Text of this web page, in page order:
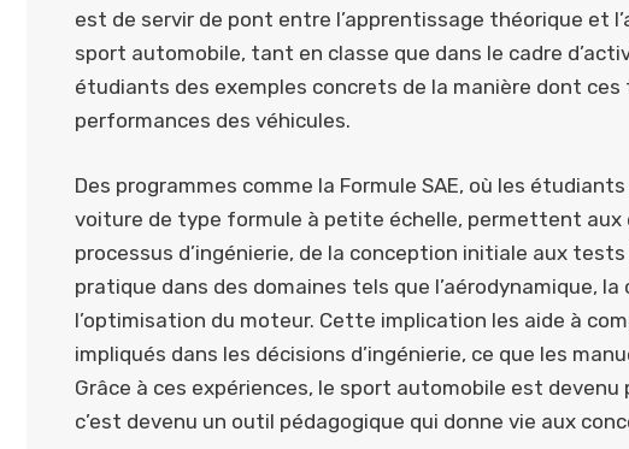
est de servir de pont entre l’apprentissage théorique et
sport automobile, tant en classe que dans le cadre
étudiants des exemples concrets de la manière dont
performances des véhicules.
Des programmes comme la Formule SAE, où les
voiture de type formule à petite échelle, permettent aux
processus d’ingénierie, de la conception initiale aux
pratique dans des domaines tels que l’aérodynamique,
l’optimisation du moteur. Cette implication les aide à
impliqués dans les décisions d’ingénierie, ce que les
Grâce à ces expériences, le sport automobile est
c’est devenu un outil pédagogique qui donne vie aux